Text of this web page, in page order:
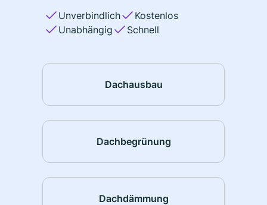
Unverbindlich
Kostenlos
Unabhängig
Schnell
Dachausbau
Dachbegrünung
Dachdämmung